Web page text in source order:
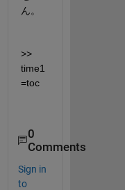
ん。
>>
time1
=toc
0
Comments
Sign in
to